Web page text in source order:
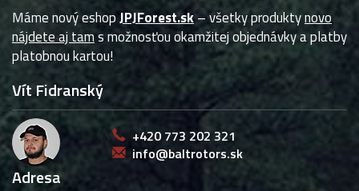
Máme nový eshopJPJForest.sk– všetky produktynovo
nájdete aj tams možnosťou okamžitej objednávky a platby
platobnou kartou!
Vít Fidranský
+420 773 202 321
info@baltrotors.sk
Adresa